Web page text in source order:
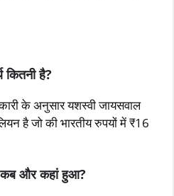
है?
के अनुसार यशस्वी जायसवाल
है जो की भारतीय रुपयों में ₹16
कब और कहां हुआ?